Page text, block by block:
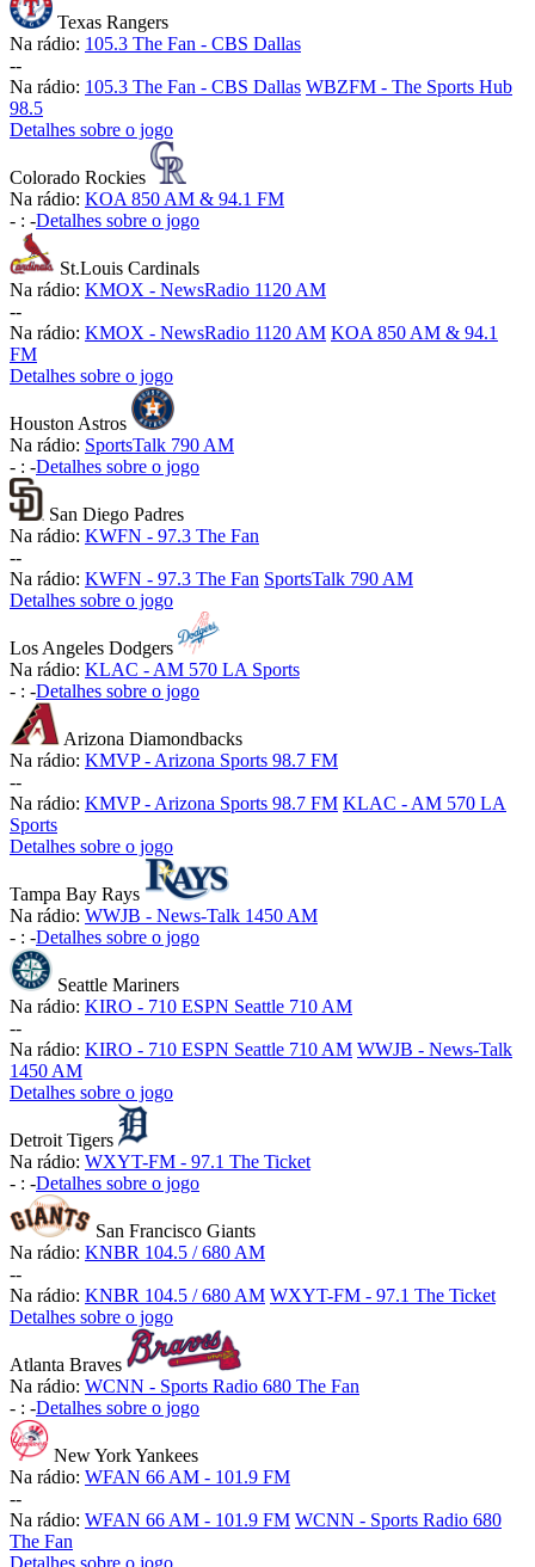
Texas Rangers
Na rádio: 105.3 The Fan - CBS Dallas
--
Na rádio: 105.3 The Fan - CBS Dallas WBZFM - The Sports Hub
98.5
Detalhes sobre o jogo
Colorado Rockies
Na rádio: KOA 850 AM & 94.1 FM
- : -Detalhes sobre o jogo
St.Louis Cardinals
Na rádio: KMOX - NewsRadio 1120 AM
--
Na rádio: KMOX - NewsRadio 1120 AM KOA 850 AM & 94.1
FM
Detalhes sobre o jogo
Houston Astros
Na rádio: SportsTalk 790 AM
- : -Detalhes sobre o jogo
San Diego Padres
Na rádio: KWFN - 97.3 The Fan
--
Na rádio: KWFN - 97.3 The Fan SportsTalk 790 AM
Detalhes sobre o jogo
Los Angeles Dodgers
Na rádio: KLAC - AM 570 LA Sports
- : -Detalhes sobre o jogo
Arizona Diamondbacks
Na rádio: KMVP - Arizona Sports 98.7 FM
--
Na rádio: KMVP - Arizona Sports 98.7 FM KLAC - AM 570 LA
Sports
Detalhes sobre o jogo
Tampa Bay Rays
Na rádio: WWJB - News-Talk 1450 AM
- : -Detalhes sobre o jogo
Seattle Mariners
Na rádio: KIRO - 710 ESPN Seattle 710 AM
--
Na rádio: KIRO - 710 ESPN Seattle 710 AM WWJB - News-Talk
1450 AM
Detalhes sobre o jogo
Detroit Tigers
Na rádio: WXYT-FM - 97.1 The Ticket
- : -Detalhes sobre o jogo
San Francisco Giants
Na rádio: KNBR 104.5 / 680 AM
--
Na rádio: KNBR 104.5 / 680 AM WXYT-FM - 97.1 The Ticket
Detalhes sobre o jogo
Atlanta Braves
Na rádio: WCNN - Sports Radio 680 The Fan
- : -Detalhes sobre o jogo
New York Yankees
Na rádio: WFAN 66 AM - 101.9 FM
--
Na rádio: WFAN 66 AM - 101.9 FM WCNN - Sports Radio 680
The Fan